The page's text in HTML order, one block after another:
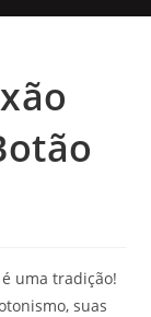
uma tradição!
suas